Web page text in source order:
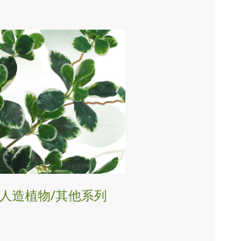
人造植物/其他系列